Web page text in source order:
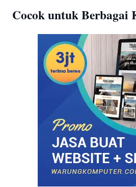
Cocok untuk Berbagai